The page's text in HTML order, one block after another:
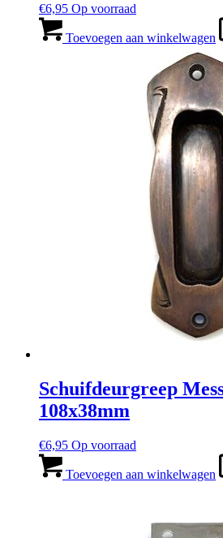
€6,95 Op voorraad
Toevoegen aan winkelwagen
Schuifdeurgreep
108x38mm
€6,95 Op voorraad
Toevoegen aan winkelwagen